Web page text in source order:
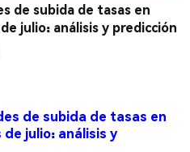
de subida de tasas en
julio: análisis y predicción
de subida de tasas en
julio: análisis y